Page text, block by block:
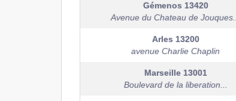
Gémenos 13420
Avenue du Chateau de Jouques...
Arles 13200
avenue Charlie Chaplin
Marseille 13001
Boulevard de la liberation...